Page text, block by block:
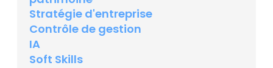
Stratégie d'entreprise
Contrôle de gestion
IA
Soft Skills